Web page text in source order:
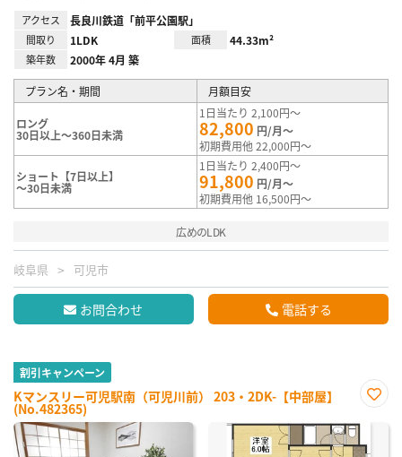
アクセス 長良川鉄道「前平公園駅」
間取り 1LDK 面積 44.33m²
築年数 2000年 4月 築
プラン名・期間 月額目安
ロング
30日以上～360日未満
1日当たり 2,100円～
82,800 円/月～
初期費用他 22,000円～
ショート【7日以上】
～30日未満
1日当たり 2,400円～
91,800 円/月～
初期費用他 16,500円～
広めのLDK
岐阜県 可児市
お問合わせ 電話する
割引キャンペーン
Kマンスリー可児駅南（可児川前） 203・2DK-【中部屋】
(No.482365)
に入
り登
録